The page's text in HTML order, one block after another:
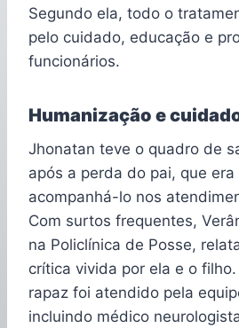
Segundo ela, todo o
pelo cuidado, educação e
funcionários.
Humanização e
Jhonatan teve o quadro de
após a perda do pai, que
acompanhá-lo nos
Com surtos frequentes,
na Policlínica de Posse,
crítica vivida por ela e o
rapaz foi atendido pela
incluindo médico